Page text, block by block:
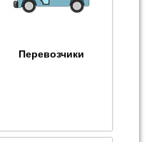
Перевозчики